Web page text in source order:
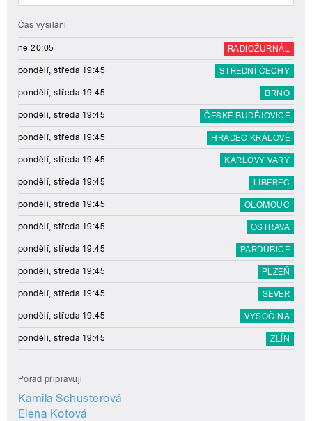
Čas vysílání
ne 20:05 RADIOŽURNÁL
pondělí, středa 19:45 STŘEDNÍ ČECHY
pondělí, středa 19:45 BRNO
pondělí, středa 19:45 ČESKÉ BUDĚJOVICE
pondělí, středa 19:45 HRADEC KRÁLOVÉ
pondělí, středa 19:45 KARLOVY VARY
pondělí, středa 19:45 LIBEREC
pondělí, středa 19:45 OLOMOUC
pondělí, středa 19:45 OSTRAVA
pondělí, středa 19:45 PARDUBICE
pondělí, středa 19:45 PLZEŇ
pondělí, středa 19:45 SEVER
pondělí, středa 19:45 VYSOČINA
pondělí, středa 19:45 ZLÍN
Pořad připravují
Kamila Schusterová
Elena Kotová